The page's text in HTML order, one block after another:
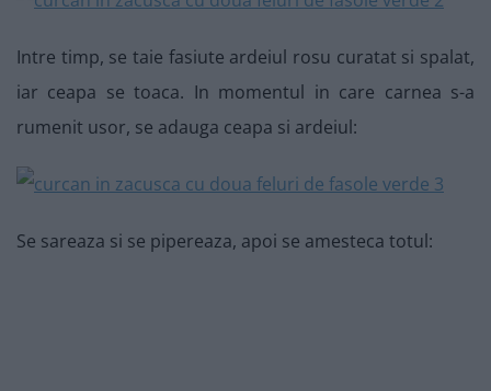
Intre timp, se taie fasiute ardeiul rosu curatat si spalat,
iar ceapa se toaca. In momentul in care carnea s-a
rumenit usor, se adauga ceapa si ardeiul:
Se sareaza si se pipereaza, apoi se amesteca totul: